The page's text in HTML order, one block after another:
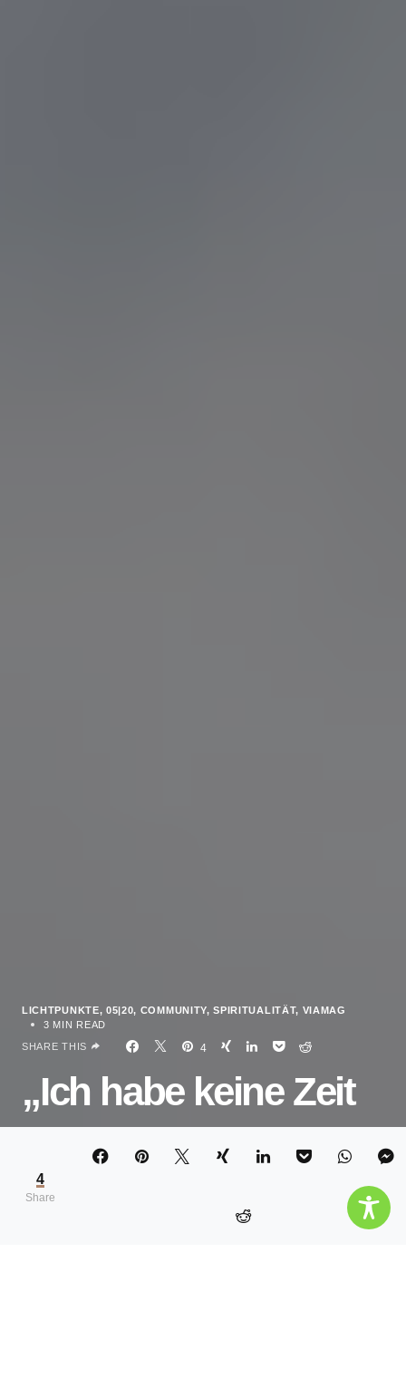
LICHTPUNKTE 05|20 COMMUNITY SPIRITUALITÄT
VIAMAG
3 MIN READ
4
SHARE THIS
„Ich habe keine Zeit
ALEXA TETZLAFF
4
Share